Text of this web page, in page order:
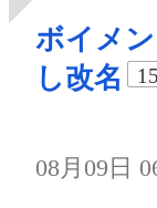
ボイメ
し改名
15
08月09日